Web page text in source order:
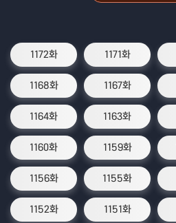
1172화 1171화
1168화 1167화
1164화 1163화
1160화 1159화
1156화 1155화
1152화 1151화